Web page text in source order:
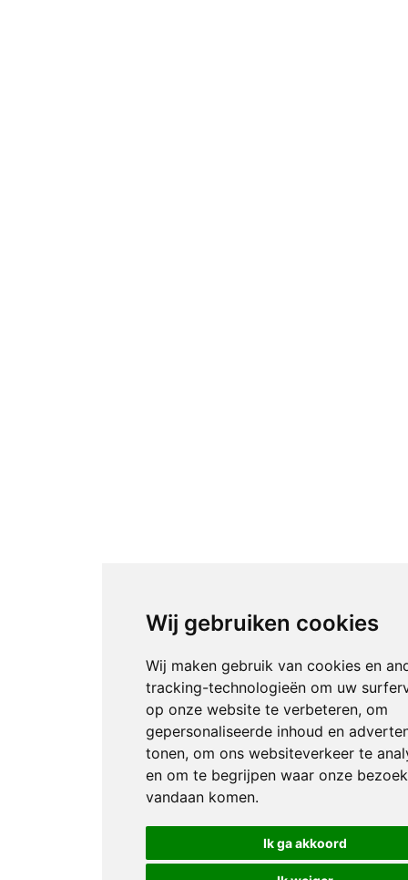
Wij gebruiken cookies
Wij maken gebruik van cookies en
tracking-technologieën om uw
op onze website te verbeteren, om
gepersonaliseerde inhoud en
tonen, om ons websiteverkeer te
en om te begrijpen waar onze
vandaan komen.
Ik ga akkoord